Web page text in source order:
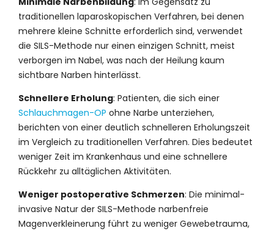
traditionellen laparoskopischen Verfahren, bei denen
mehrere kleine Schnitte erforderlich sind, verwendet
die SILS-Methode nur einen einzigen Schnitt, meist
verborgen im Nabel, was nach der Heilung kaum
sichtbare Narben hinterlässt.
Schnellere Erholung: Patienten, die sich einer
Schlauchmagen-OP ohne Narbe unterziehen,
berichten von einer deutlich schnelleren Erholungszeit
im Vergleich zu traditionellen Verfahren. Dies bedeutet
weniger Zeit im Krankenhaus und eine schnellere
Rückkehr zu alltäglichen Aktivitäten.
Weniger postoperative Schmerzen: Die minimal-
invasive Natur der SILS-Methode narbenfreie
Magenverkleinerung führt zu weniger Gewebetrauma,